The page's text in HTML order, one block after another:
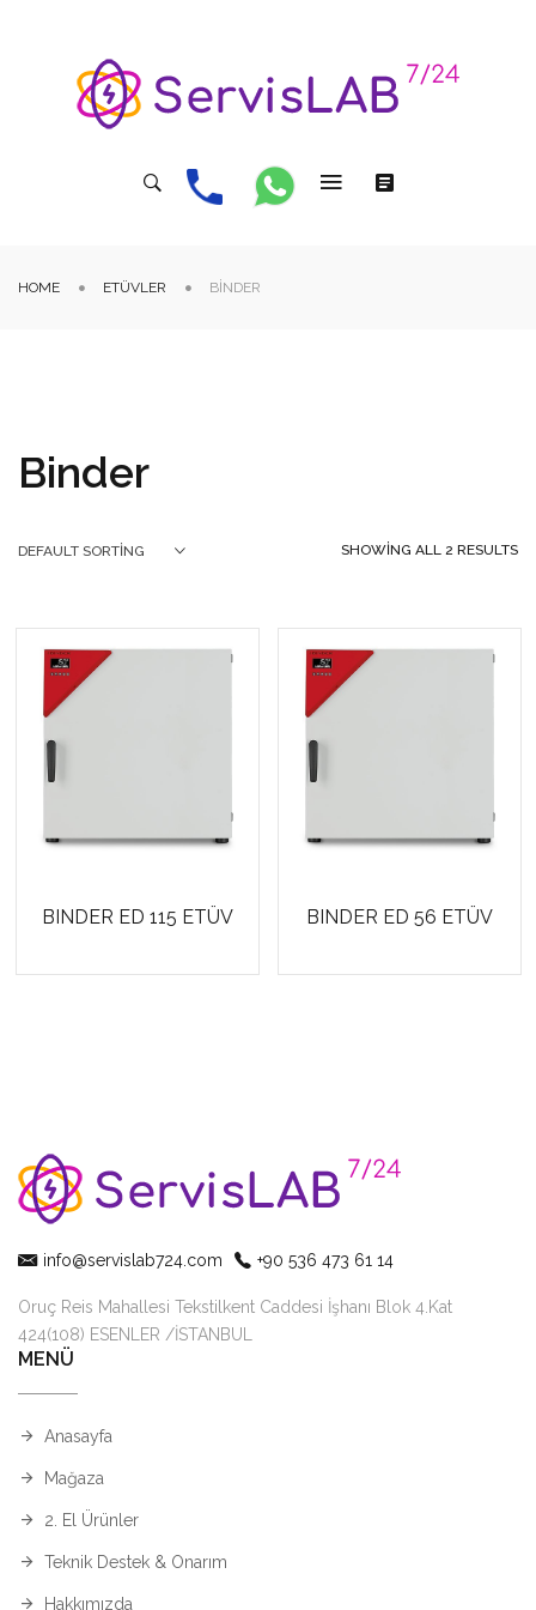
HOME ETÜVLER BINDER
Binder
SHOWING ALL 2 RESULTS
DEFAULT SORTING
BINDER ED 115 ETÜV BINDER ED 56 ETÜV
info@servislab724.com +90 536 473 61 14
Oruç Reis Mahallesi Tekstilkent Caddesi İşhanı Blok 4.Kat
424(108) ESENLER /İSTANBUL
MENÜ
Anasayfa
Mağaza
2. El Ürünler
Teknik Destek & Onarım
Hakkımızda